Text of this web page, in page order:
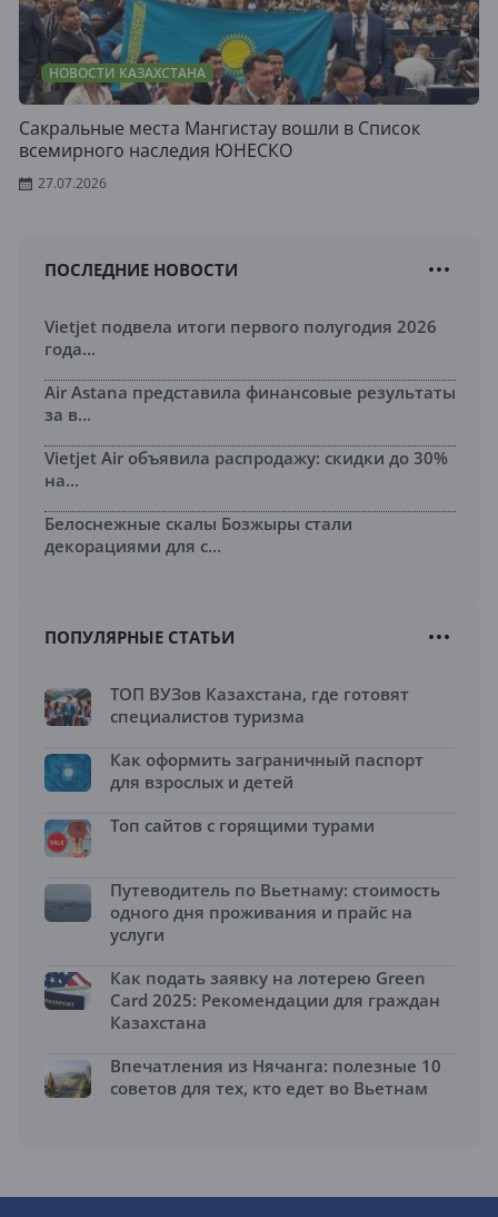
НОВОСТИ КАЗАХСТАНА
Сакральные места Мангистау вошли в Список
всемирного наследия ЮНЕСКО
27.07.2026
ПОСЛЕДНИЕ НОВОСТИ
Vietjet подвела итоги первого полугодия 2026
года...
Air Astana представила финансовые результаты
за в...
Vietjet Air объявила распродажу: скидки до 30%
на...
Белоснежные скалы Бозжыры стали
декорациями для с...
ПОПУЛЯРНЫЕ СТАТЬИ
ТОП ВУЗов Казахстана, где готовят
специалистов туризма
Как оформить заграничный паспорт
для взрослых и детей
Топ сайтов с горящими турами
Путеводитель по Вьетнаму: стоимость
одного дня проживания и прайс на
услуги
Как подать заявку на лотерею Green
Card 2025: Рекомендации для граждан
Казахстана
Впечатления из Нячанга: полезные 10
советов для тех, кто едет во Вьетнам